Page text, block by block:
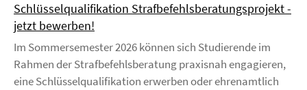
Schlüsselqualifikation Strafbefehlsberatungsprojekt -
jetzt bewerben!
Im Sommersemester 2026 können sich Studierende im
Rahmen der Strafbefehlsberatung praxisnah engagieren,
eine Schlüsselqualifikation erwerben oder ehrenamtlich